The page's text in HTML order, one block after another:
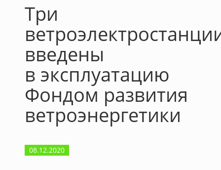
Три
введены
в эксплуатацию
Фондом развития
ветроэнергетики
08.12.2020